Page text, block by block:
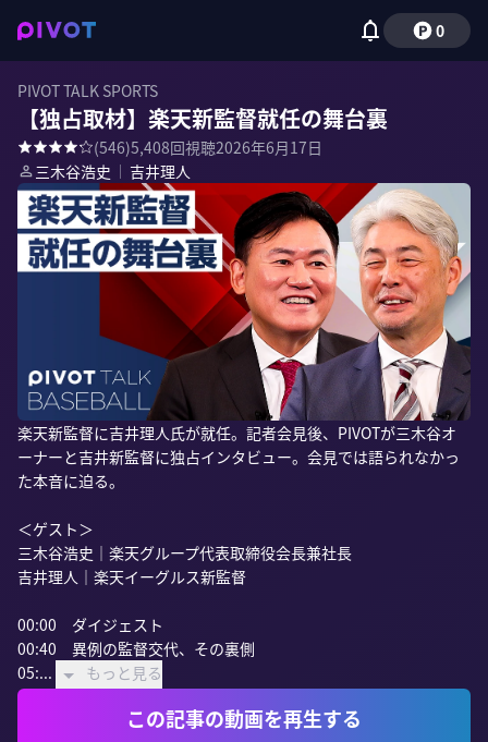
0
PIVOT TALK SPORTS
【独占取材】楽天新監督就任の舞台裏
(546)5,408回視聴2026年6月17日
三木谷浩史 ｜ 吉井理人
楽天新監督に吉井理人氏が就任。記者会見後、PIVOTが三木谷オ
ーナーと吉井新監督に独占インタビュー。会見では語られなかっ
た本音に迫る。
＜ゲスト＞
三木谷浩史｜楽天グループ代表取締役会長兼社長
吉井理人｜楽天イーグルス新監督
00:00　ダイジェスト
00:40　異例の監督交代、その裏側
05:...
もっと見る
この記事の動画を再生する